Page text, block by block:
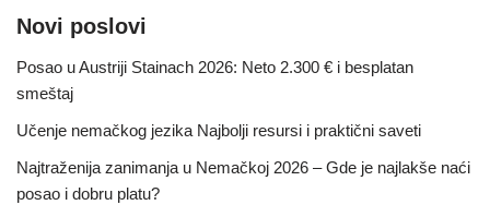
Novi poslovi
Posao u Austriji Stainach 2026: Neto 2.300 € i besplatan
smeštaj
Učenje nemačkog jezika Najbolji resursi i praktični saveti
Najtraženija zanimanja u Nemačkoj 2026 – Gde je najlakše naći
posao i dobru platu?